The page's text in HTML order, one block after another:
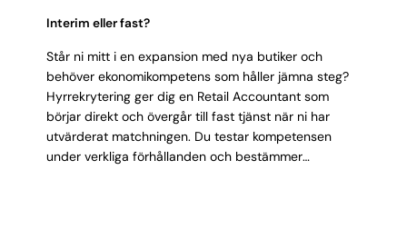
Interim eller fast?
Står ni mitt i en expansion med nya butiker och
behöver ekonomikompetens som håller jämna steg?
Hyrrekrytering ger dig en Retail Accountant som
börjar direkt och övergår till fast tjänst när ni har
utvärderat matchningen. Du testar kompetensen
under verkliga förhållanden och bestämmer